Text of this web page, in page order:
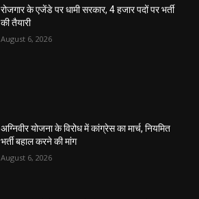
रोजगार के एजेंडे पर धामी सरकार, 4 हजार पदों पर भर्ती
की तैयारी
August 6, 2026
अग्निवीर योजना के विरोध में कांग्रेस का मार्च, नियमित
भर्ती बहाल करने की मांग
August 6, 2026